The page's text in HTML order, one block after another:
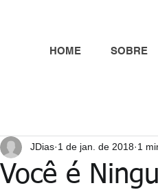
HOME SOBRE
Você é
JDias 1 de jan. de 2018 1